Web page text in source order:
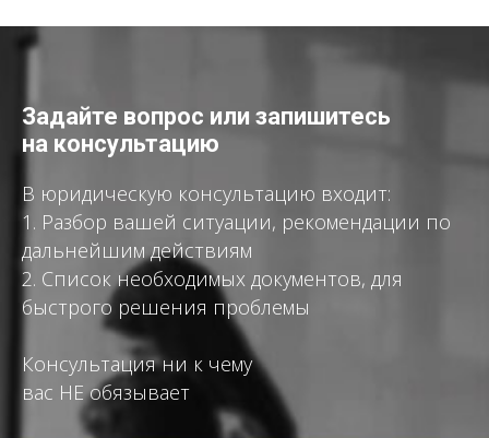
Задайте вопрос или запишитесь
на консультацию
В юридическую консультацию входит:
1. Разбор вашей ситуации, рекомендации по
дальнейшим действиям
2. Список необходимых документов, для
быстрого решения проблемы
Консультация ни к чему
вас НЕ обязывает